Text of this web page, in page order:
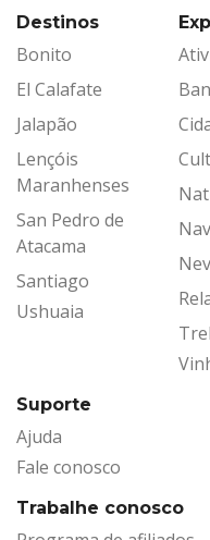
Destinos
Bonito
El Calafate
Jalapão
Lençóis
Maranhenses
San Pedro de
Atacama
Santiago
Ushuaia
Suporte
Ajuda
Fale conosco
Trabalhe conosco